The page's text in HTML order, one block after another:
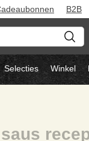
B2B
Selecties Winkel